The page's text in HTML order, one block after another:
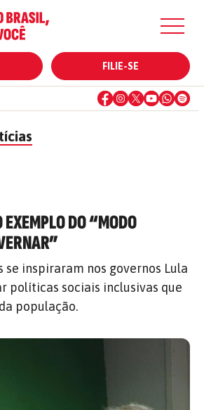
FILIE-SE
EXEMPLO DO “MODO
se inspiraram nos governos Lula
políticas sociais inclusivas que
população.